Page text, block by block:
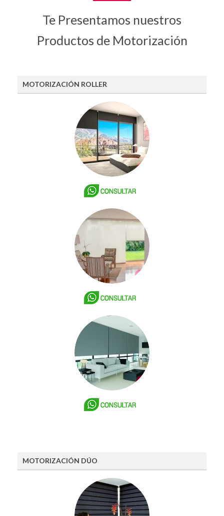
Te Presentamos nuestros
Productos de Motorización
MOTORIZACIÓN ROLLER
MOTORIZACIÓN DÚO